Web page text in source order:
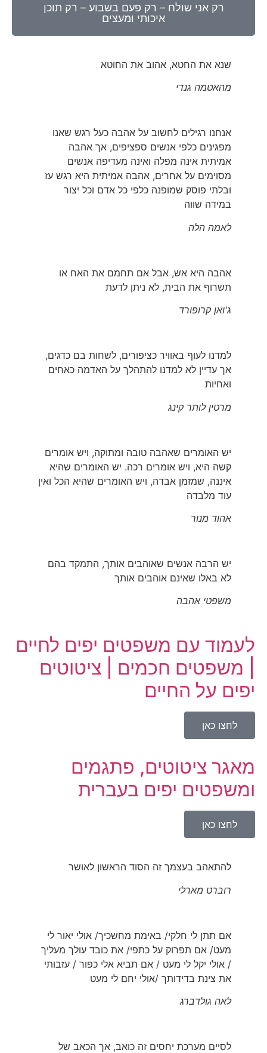
רק אני שולח – רק פעם בשבוע – רק תוכן
איכותי ומעצים
שנא את החטא, אהוב את החוטא
מהאטמה גנדי
אנחנו רגילים לחשוב על אהבה כעל רגש שאנו
מפגינים כלפי אנשים ספציפים, אך אהבה
אמיתית אינה מפלה ואינה מעדיפה אנשים
מסוימים על אחרים, אהבה אמיתית היא רגש עז
ובלתי פוסק שמופנה כלפי כל אדם וכל יצור
במידה שווה
לאמה הלה
אהבה היא אש, אבל אם תחמם את האח או
תשרוף את הבית, לא ניתן לדעת
ג'ואן קרופורד
למדנו לעוף באוויר כציפורים, לשחות בם כדגים,
אך עדיין לא למדנו להתהלך על האדמה כאחים
ואחיות
מרטין לותר קינג
יש האומרים שאהבה טובה ומתוקה, ויש אומרים
קשה היא, ויש אומרים רכה. יש האומרים שהיא
איננה, שמזמן אבדה, ויש האומרים שהיא הכל ואין
עוד מלבדה
אהוד מנור
יש הרבה אנשים שאוהבים אותך, התמקד בהם
לא באלו שאינם אוהבים אותך
משפטי אהבה
לעמוד עם משפטים יפים לחיים
| משפטים חכמים | ציטוטים
יפים על החיים
לחצו כאן
מאגר ציטוטים, פתגמים
ומשפטים יפים בעברית
לחצו כאן
להתאהב בעצמך זה הסוד הראשון לאושר
רוברט מארלי
אם תתן לי חלקי/ באימת מחשכיך/ אולי יאור לי
מעט/ אם תפרוק על כתפי/ את כובד עולך מעליך
/ אולי יקל לי מעט / אם תביא אלי כפור / עזבותי
את צינת בדידותך /אולי יחם לי מעט
לאה גולדברג
לסיים מערכת יחסים זה כואב, אך הכאב של